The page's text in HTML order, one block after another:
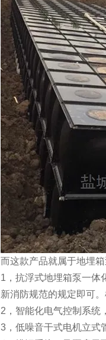
而这款产品就属于地埋
1，抗浮式地埋箱泵一体
新消防规范的规定即可
2，智能化电气控制系统
3，低噪音干式电机立式